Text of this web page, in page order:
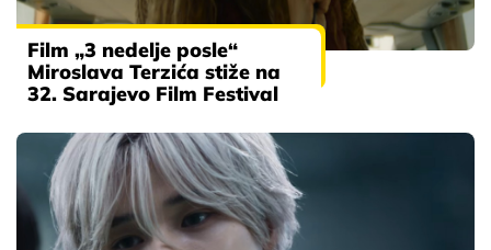
Film „3 nedelje posle“
Miroslava Terzića stiže na
32. Sarajevo Film Festival